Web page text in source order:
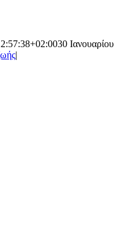
30 Ιανουαρίου
|